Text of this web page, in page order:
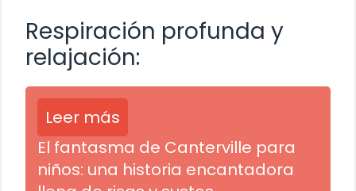
Respiración profunda y
relajación:
Leer más
El fantasma de Canterville para
niños: una historia encantadora